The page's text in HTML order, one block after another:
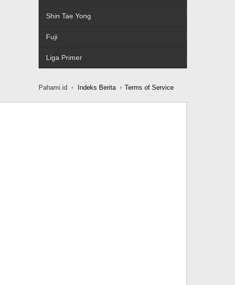
Shin Tae Yong
Fuji
Liga Primer
Pahami.id Indeks Berita Terms of Service